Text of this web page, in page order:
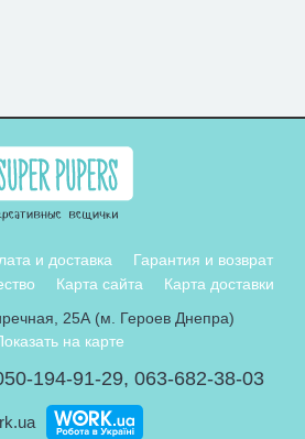
и доставка
Гарантия и возврат
Карта сайта
Карта доставки
25А (м. Героев Днепра)
на карте
194-91-29, 063-682-38-03